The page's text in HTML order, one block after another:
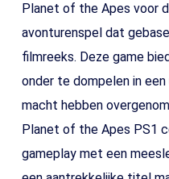
Planet of the Apes voor
avonturenspel dat
filmreeks. Deze game
onder te dompelen in
macht hebben
Planet of the Apes PS1
gameplay met een